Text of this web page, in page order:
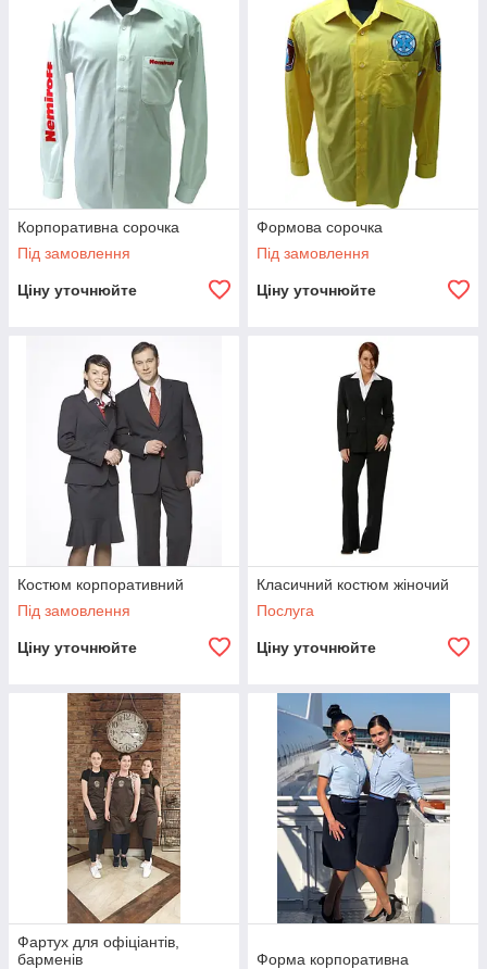
Корпоративна сорочка
Під замовлення
Ціну уточнюйте
Формова сорочка
Під замовлення
Ціну уточнюйте
Костюм корпоративний
Під замовлення
Ціну уточнюйте
Класичний костюм жіночий
Послуга
Ціну уточнюйте
Фартух для офіціантів,
барменів
Форма корпоративна